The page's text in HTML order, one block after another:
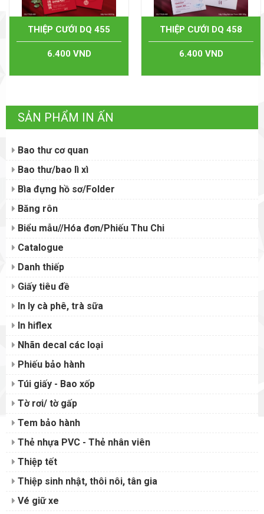
THIỆP CƯỚI DQ 455
6.400 VND
THIỆP CƯỚI DQ 458
6.400 VND
SẢN PHẨM IN ẤN
Bao thư cơ quan
Bao thư/bao lì xì
Bìa đựng hồ sơ/Folder
Băng rôn
Biểu mẫu//Hóa đơn/Phiếu Thu Chi
Catalogue
Danh thiếp
Giấy tiêu đề
In ly cà phê, trà sữa
In hiflex
Nhãn decal các loại
Phiếu bảo hành
Túi giấy - Bao xốp
Tờ rơi/ tờ gấp
Tem bảo hành
Thẻ nhựa PVC - Thẻ nhân viên
Thiệp tết
Thiệp sinh nhật, thôi nôi, tân gia
Vé giữ xe